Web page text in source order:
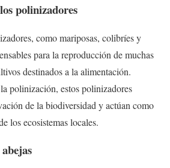
polinizadores
como mariposas, colibríes y
para la reproducción de muchas
destinados a la alimentación.
polinización, estos polinizadores
de la biodiversidad y actúan como
los ecosistemas locales.